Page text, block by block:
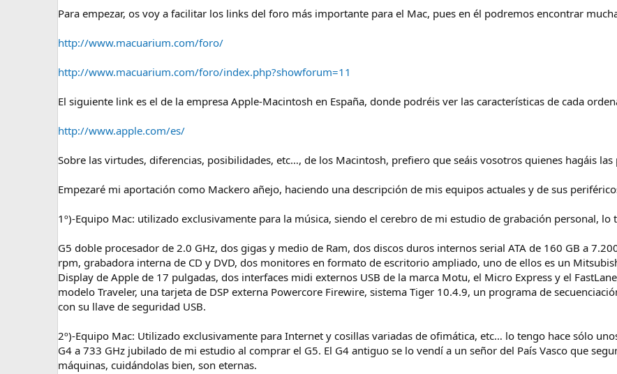
Para empezar, os voy a facilitar los links del foro más importante para el Mac, pues en él podremos encontrar
http://www.macuarium.com/foro/
http://www.macuarium.com/foro/index.php?showforum=11
El siguiente link es el de la empresa Apple-Macintosh en España, donde podréis ver las características de cada
http://www.apple.com/es/
Sobre las virtudes, diferencias, posibilidades, etc…, de los Macintosh, prefiero que seáis vosotros quienes hagáis
Empezaré mi aportación como Mackero añejo, haciendo una descripción de mis equipos actuales y de sus
1º)-Equipo Mac: utilizado exclusivamente para la música, siendo el cerebro de mi estudio de grabación personal, lo
G5 doble procesador de 2.0 GHz, dos gigas y medio de Ram, dos discos duros internos serial ATA de 160 GB a
rpm, grabadora interna de CD y DVD, dos monitores en formato de escritorio ampliado, uno de ellos es un
Display de Apple de 17 pulgadas, dos interfaces midi externos USB de la marca Motu, el Micro Express y el
modelo Traveler, una tarjeta de DSP externa Powercore Firewire, sistema Tiger 10.4.9, un programa de
con su llave de seguridad USB.
2º)-Equipo Mac: Utilizado exclusivamente para Internet y cosillas variadas de ofimática, etc… lo tengo hace sólo
G4 a 733 GHz jubilado de mi estudio al comprar el G5. El G4 antiguo se lo vendí a un señor del País Vasco que
máquinas, cuidándolas bien, son eternas.